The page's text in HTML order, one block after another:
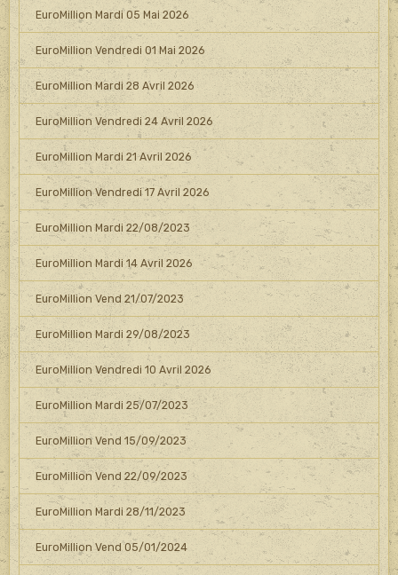
EuroMillion Mardi 05 Mai 2026
EuroMillion Vendredi 01 Mai 2026
EuroMillion Mardi 28 Avril 2026
EuroMillion Vendredi 24 Avril 2026
EuroMillion Mardi 21 Avril 2026
EuroMillion Vendredi 17 Avril 2026
EuroMillion Mardi 22/08/2023
EuroMillion Mardi 14 Avril 2026
EuroMillion Vend 21/07/2023
EuroMillion Mardi 29/08/2023
EuroMillion Vendredi 10 Avril 2026
EuroMillion Mardi 25/07/2023
EuroMillion Vend 15/09/2023
EuroMillion Vend 22/09/2023
EuroMillion Mardi 28/11/2023
EuroMillion Vend 05/01/2024